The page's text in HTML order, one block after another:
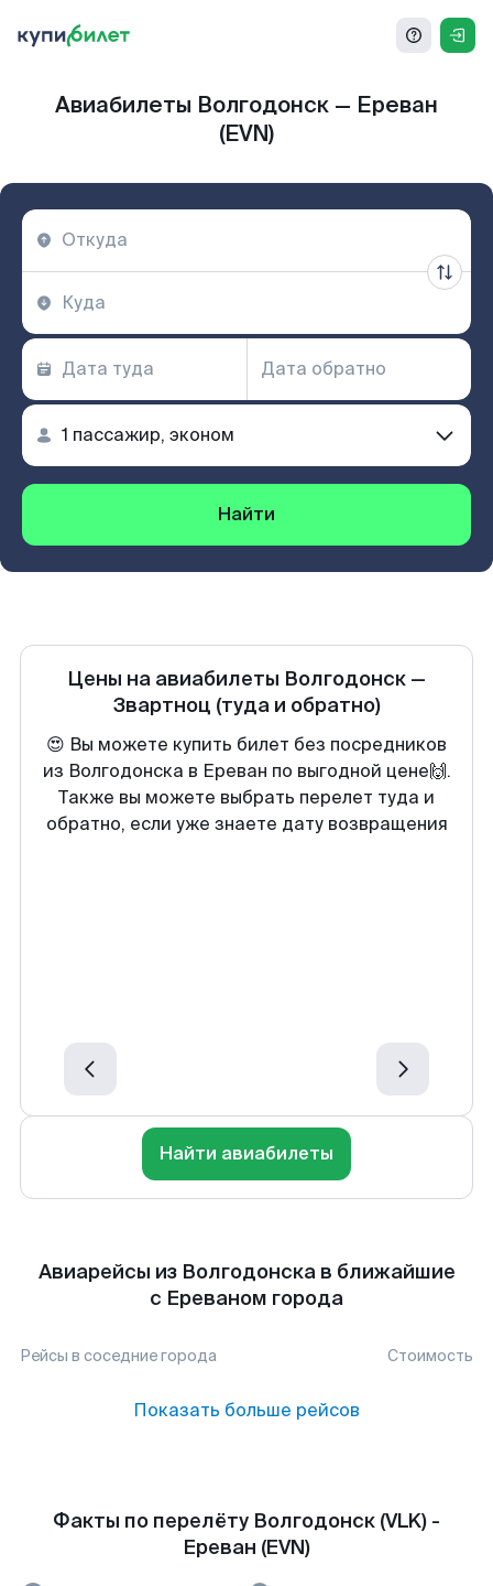
Авиабилеты Волгодонск — Ереван
(EVN)
Найти
Цены на авиабилеты Волгодонск —
Звартноц (туда и обратно)
😍 Вы можете купить билет без посредников
из Волгодонска в Ереван по выгодной цене🙌.
Также вы можете выбрать перелет туда и
обратно, если уже знаете дату возвращения
Найти авиабилеты
Авиарейсы из Волгодонска в ближайшие
с Ереваном города
Рейсы в соседние города Стоимость
Показать больше рейсов
Факты по перелёту Волгодонск (VLK) -
Ереван (EVN)